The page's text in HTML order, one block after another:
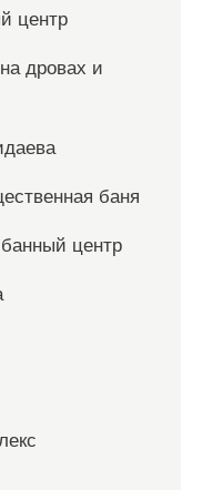
центр
дровах и
баня
центр